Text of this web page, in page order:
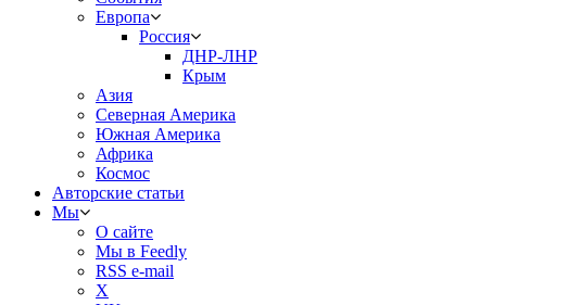
Европа
Россия
ДНР-ЛНР
Крым
Азия
Северная Америка
Южная Америка
Африка
Космос
Авторские статьи
Мы
О сайте
Мы в Feedly
RSS e-mail
X